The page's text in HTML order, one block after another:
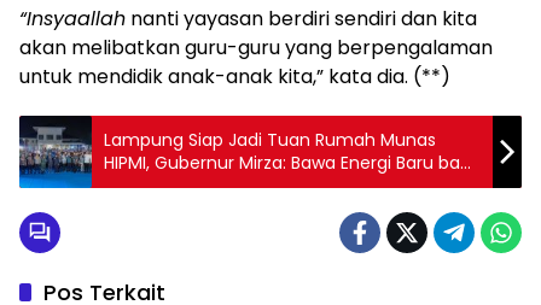
“Insyaallah nanti yayasan berdiri sendiri dan kita
akan melibatkan guru-guru yang berpengalaman
untuk mendidik anak-anak kita,” kata dia. (**)
Lampung Siap Jadi Tuan Rumah Munas
HIPMI, Gubernur Mirza: Bawa Energi Baru bagi
Pengusaha Muda Indonesia
Pos Terkait